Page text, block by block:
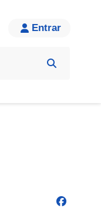
Entrar